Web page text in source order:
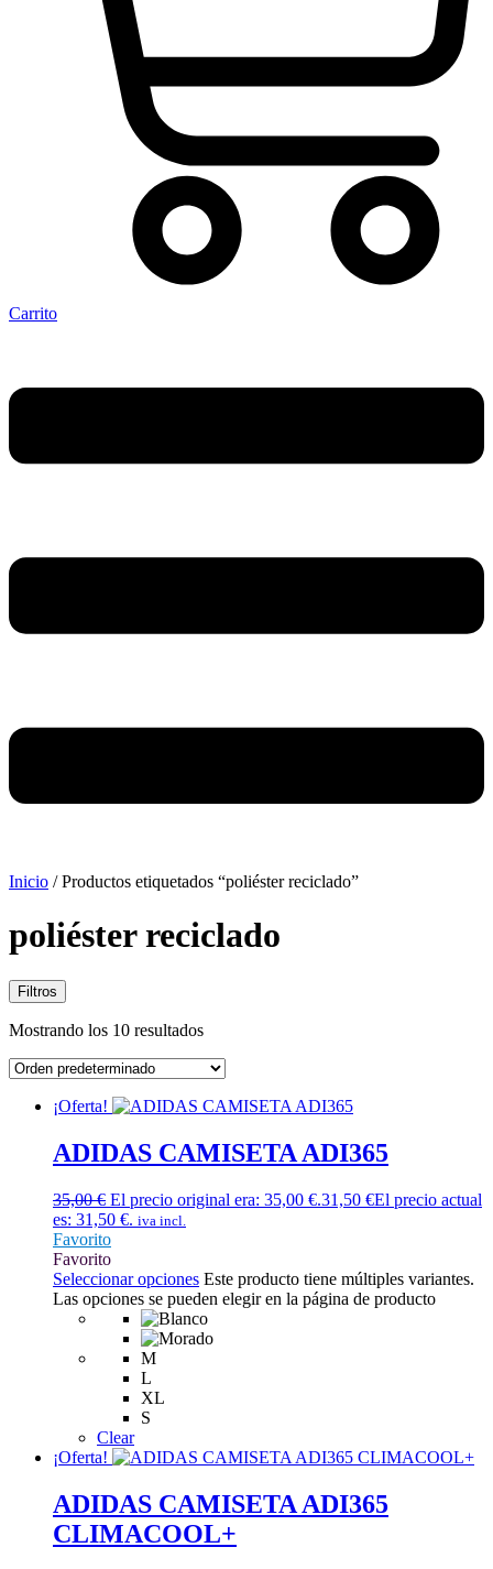
Carrito
Inicio / Productos etiquetados “poliéster reciclado”
poliéster reciclado
Filtros
Mostrando los 10 resultados
¡Oferta!
ADIDAS CAMISETA ADI365
35,00€ El precio original era: 35,00 €.31,50 €El precio actual
es: 31,50 €. iva incl.
Favorito
Favorito
Seleccionar opciones Este producto tiene múltiples variantes.
Las opciones se pueden elegir en la página de producto
M
L
XL
S
Clear
¡Oferta!
ADIDAS CAMISETA ADI365
CLIMACOOL+